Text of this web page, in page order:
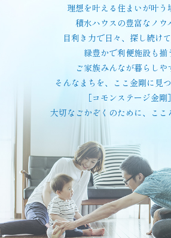
理想を叶える住まいが叶う
積水ハウスの豊富なノウ
目利き力で日々、探し続けて
緑豊かで利便施設も揃
ご家族みんなが暮らしや
そんなまちを、ここ金剛に見つ
［コモンステージ金剛
大切なごかぞくのために、ここ